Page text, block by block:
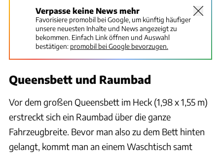
Verpasse keine News mehr
Favorisiere promobil bei Google, um künftig häufiger
unsere neuesten Inhalte und News angezeigt zu
bekommen. Einfach Link öffnen und Auswahl
bestätigen: promobil bei Google bevorzugen.
Queensbett und Raumbad
Vor dem großen Queensbett im Heck (1,98 x 1,55 m)
erstreckt sich ein Raumbad über die ganze
Fahrzeugbreite. Bevor man also zu dem Bett hinten
gelangt, kommt man an einem Waschtisch samt